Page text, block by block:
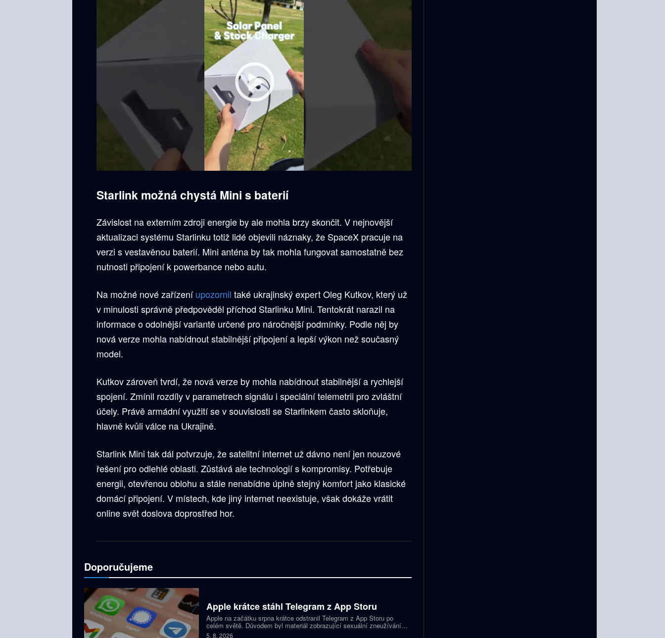
Starlink možná chystá Mini s baterií
Závislost na externím zdroji energie by ale mohla brzy skončit. V nejnovější
aktualizaci systému Starlinku totiž lidé objevili náznaky, že SpaceX pracuje na
verzi s vestavěnou baterií. Mini anténa by tak mohla fungovat samostatně bez
nutnosti připojení k powerbance nebo autu.
Na možné nové zařízeníupozornil také ukrajinský expert Oleg Kutkov, který už
v minulosti správně předpověděl příchod Starlinku Mini. Tentokrát narazil na
informace o odolnější variantě určené pro náročnější podmínky. Podle něj by
nová verze mohla nabídnout stabilnější připojení a lepší výkon než současný
model.
Kutkov zároveň tvrdí, že nová verze by mohla nabídnout stabilnější a rychlejší
spojení. Zmínil rozdíly v parametrech signálu i speciální telemetrii pro zvláštní
účely. Právě armádní využití se v souvislosti se Starlinkem často skloňuje,
hlavně kvůli válce na Ukrajině.
Starlink Mini tak dál potvrzuje, že satelitní internet už dávno není jen nouzové
řešení pro odlehlé oblasti. Zůstává ale technologií s kompromisy. Potřebuje
energii, otevřenou oblohu a stále nenabídne úplně stejný komfort jako klasické
domácí připojení. V místech, kde jiný internet neexistuje, však dokáže vrátit
online svět doslova doprostřed hor.
Doporučujeme
Apple krátce stáhl Telegram z App Storu
Apple na začátku srpna krátce odstranil Telegram z App Storu po
celém světě. Důvodem byl materiál zobrazující sexuální zneužívání
dětí, který podle firmy sdílel jeden uživatel. Telegram účet rychle
5. 8. 2026